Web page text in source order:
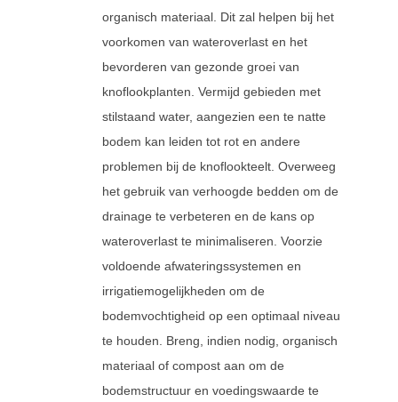
organisch materiaal. Dit zal helpen bij het
voorkomen van wateroverlast en het
bevorderen van gezonde groei van
knoflookplanten. Vermijd gebieden met
stilstaand water, aangezien een te natte
bodem kan leiden tot rot en andere
problemen bij de knoflookteelt. Overweeg
het gebruik van verhoogde bedden om de
drainage te verbeteren en de kans op
wateroverlast te minimaliseren. Voorzie
voldoende afwateringssystemen en
irrigatiemogelijkheden om de
bodemvochtigheid op een optimaal niveau
te houden. Breng, indien nodig, organisch
materiaal of compost aan om de
bodemstructuur en voedingswaarde te